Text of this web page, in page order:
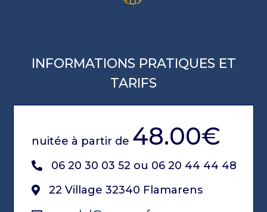
INFORMATIONS PRATIQUES ET
TARIFS
nuitée à partir de 48.00€
06 20 30 03 52 ou 06 20 44 44 48
22 Village 32340 Flamarens